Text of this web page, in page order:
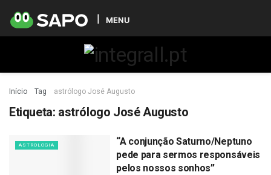
MENU
Início Tag astrólogo José Augusto
Etiqueta: astrólogo José Augusto
ASTROLOGIA
“A conjunção Saturno/Neptuno
pede para sermos responsáveis
pelos nossos sonhos”